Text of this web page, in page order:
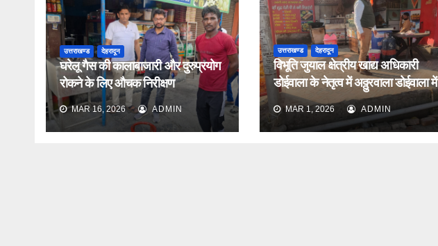
उत्तराखण्ड देहरादून
घरेलू गैस की कालाबाजारी और दुरुप्रयोग
रोकने के लिए औचक निरीक्षण
MAR 16, 2026 ADMIN
उत्तराखण्ड देहरादून
विभूति जुयाल क्षेत्रीय खाद्य अधिकारी
डोईवाला के नेतृत्व में अठ्ठुरवाला डोईवाला में
औचक निरीक्षण किया
MAR 1, 2026 ADMIN